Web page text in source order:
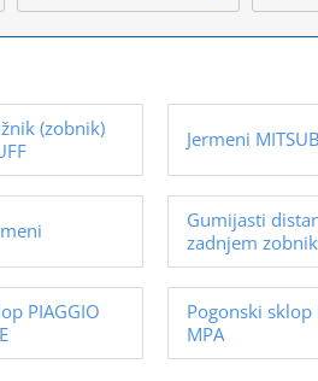
(zobnik)
Jermeni
Gumijasti
zadnjem
PIAGGIO
Pogonski sklop
MPA